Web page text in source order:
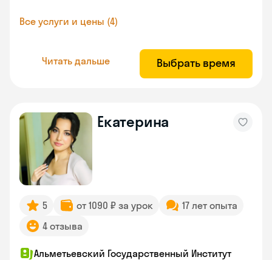
Все услуги и цены (4)
Читать дальше Выбрать время
Екатерина
5 от 1090 ₽ за урок
17 лет опыта
4 отзыва
Альметьевский Государственный Институт